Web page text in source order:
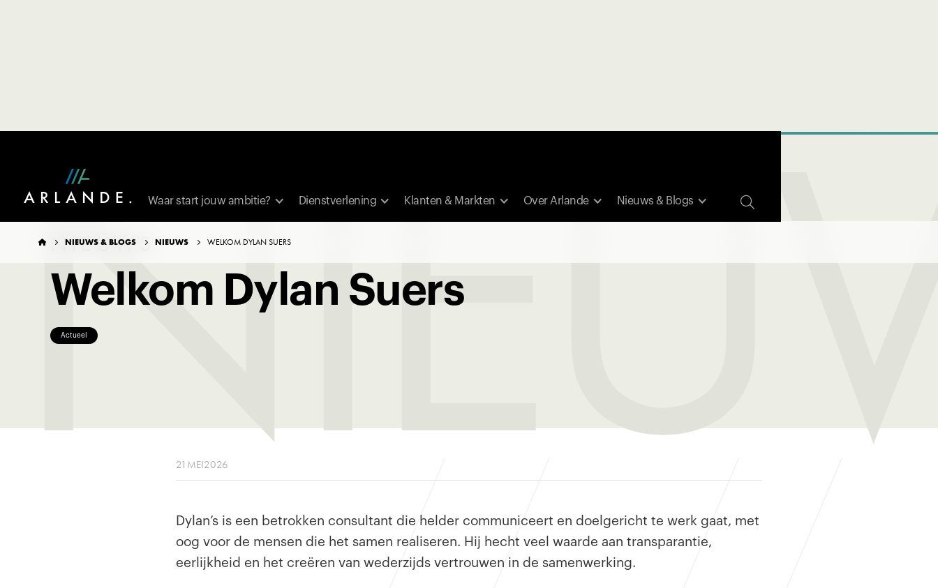
Waar start jouw ambitie? Dienstverlening Klanten & Markten Over Arlande Nieuws & Blogs 
  NIEUWS & BLOGS  NIEUWS  WELKOM DYLAN SUERS
TERUG NAAR OVERZICHT
NIEUWS
Welkom Dylan Suers
Actueel
21 MEI2026
Dylan’s is een betrokken consultant die helder communiceert en doelgericht te werk gaat, met
oog voor de mensen die het samen realiseren. Hij hecht veel waarde aan transparantie,
eerlijkheid en het creëren van wederzijds vertrouwen in de samenwerking.